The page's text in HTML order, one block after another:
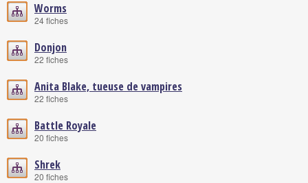
Worms
24 fiches
Donjon
22 fiches
Anita Blake, tueuse de vampires
22 fiches
Battle Royale
20 fiches
Shrek
20 fiches